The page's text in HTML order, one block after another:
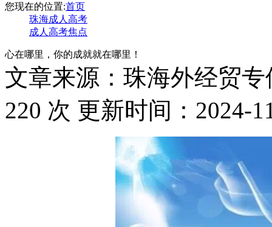
您现在的位置:首页
珠海成人高考
成人高考焦点
心在哪里，你的成就就在哪里！
文章来源：珠海外经贸
220 次 更新时间：2024-